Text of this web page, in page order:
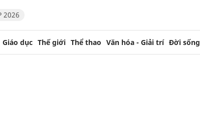
2026
Giáo dục Thế giới Thể thao Văn hóa - Giải trí Đời sống